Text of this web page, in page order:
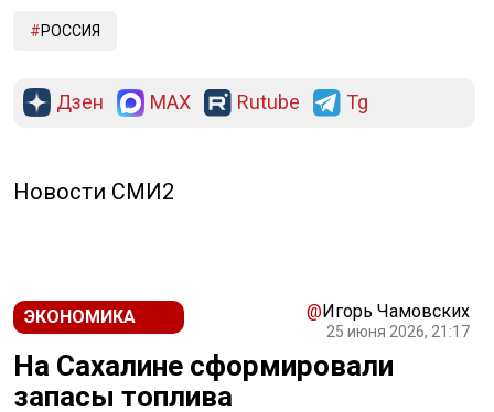
РОССИЯ
Дзен MAX Rutube Tg
Новости СМИ2
ЭКОНОМИКА @Игорь Чамовских
25 июня 2026, 21:17
На Сахалине сформировали
запасы топлива